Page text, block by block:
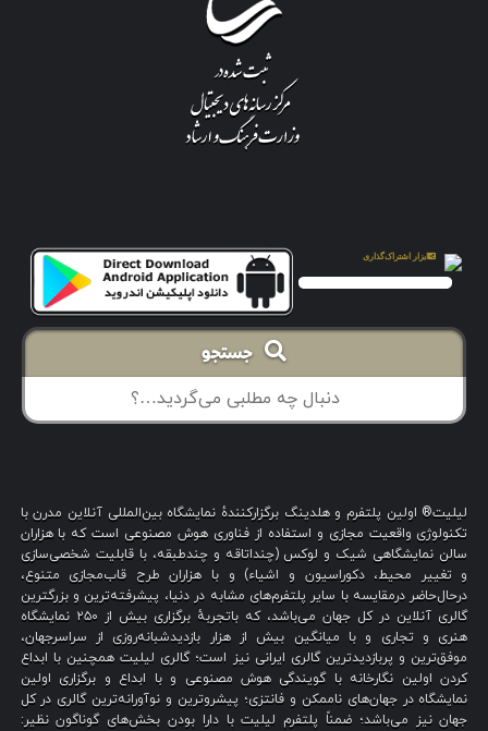
جستجو
لیلیت® اولین پلتفرم و هلدینگ برگزارکنندهٔ نمایشگاه بین‌المللی آنلاین مدرن با
تکنولوژی واقعیت مجازی و استفاده از فناوری هوش مصنوعی است که با هزاران
سالن نمایشگاهی شیک و لوکس (چنداتاقه و چندطبقه، با قابلیت شخصی‌سازی
و تغییر محیط، دکوراسیون و اشیاء) و با هزاران طرح قاب‌مجازی متنوع،
درحال‌حاضر درمقایسه با سایر پلتفرم‌های مشابه در دنیا، پیشرفته‌ترین و بزرگترین
گالری آنلاین در کل جهان می‌باشد، که باتجربهٔ برگزاری بیش از ۲۵۰ نمایشگاه
هنری و تجاری و با میانگین بیش از هزار بازدیدشبانه‌روزی از سراسرجهان،
موفق‌ترین و پربازدیدترین گالری ایرانی نیز است؛ گالری لیلیت همچنین با ابداع
کردن اولین نگارخانه با گویندگی هوش مصنوعی و با ابداع و برگزاری اولین
نمایشگاه در جهان‌های ناممکن و فانتزی؛ پیشروترین و نوآورانه‌ترین گالری در کل
جهان نیز می‌باشد؛ ضمناً پلتفرم لیلیت با دارا بودن بخش‌های گوناگون نظیر: